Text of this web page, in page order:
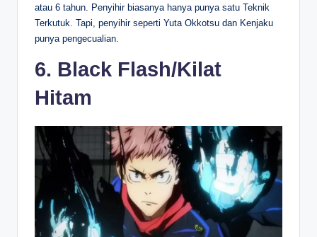
atau 6 tahun. Penyihir biasanya hanya punya satu Teknik
Terkutuk. Tapi, penyihir seperti Yuta Okkotsu dan Kenjaku
punya pengecualian.
6. Black Flash/Kilat
Hitam